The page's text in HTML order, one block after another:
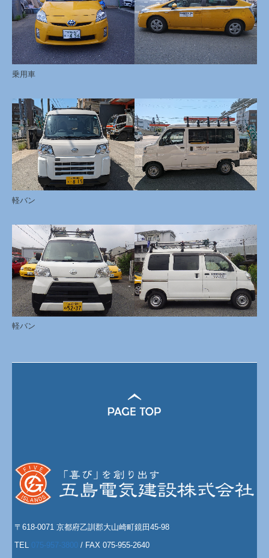
乗用車
軽バン
軽バン
〒618-0071 京都府乙訓郡大山崎町鏡田45-98
TEL 075-957-3800 / FAX 075-955-2640